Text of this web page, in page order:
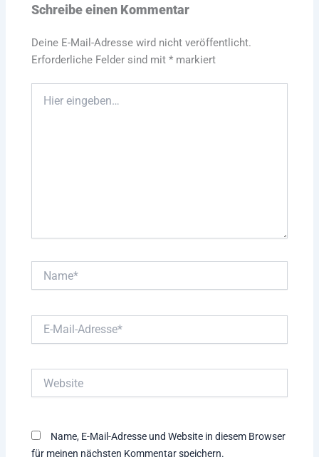
Schreibe einen Kommentar
Deine E-Mail-Adresse wird nicht veröffentlicht.
Erforderliche Felder sind mit* markiert
eingeben…
Mail-
Name, E-Mail-Adresse und Website in diesem Browser
für meinen nächsten Kommentar speichern.